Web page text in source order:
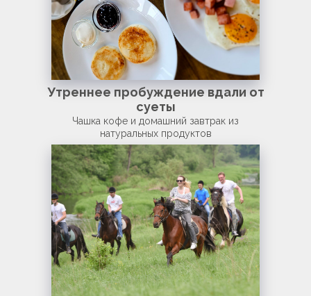
Утреннее пробуждение вдали от
суеты
Чашка кофе и домашний завтрак из
натуральных продуктов